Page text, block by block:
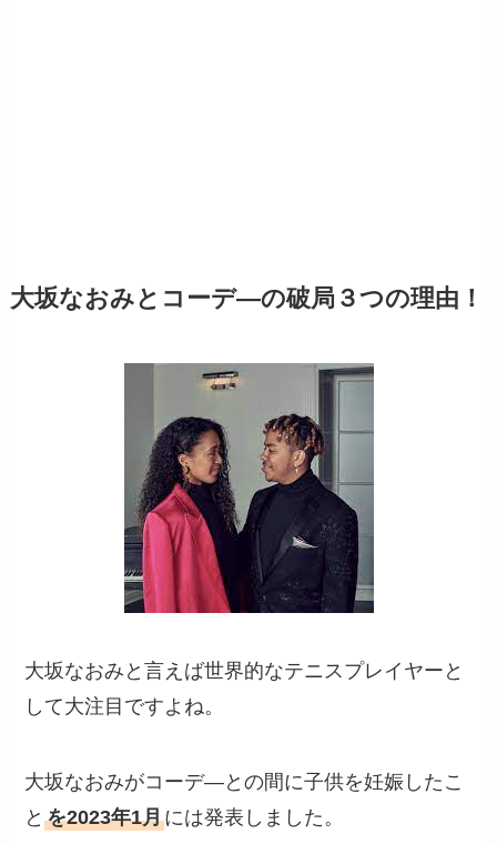
大坂なおみとコーデ―の破局３つの理由！
大坂なおみと言えば世界的なテニスプレイヤーと
して大注目ですよね。
大坂なおみがコーデ―との間に子供を妊娠したこ
とを2023年1月には発表しました。